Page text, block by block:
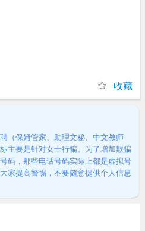
收藏
（保姆管家、助理文秘、中文教师
主要是针对女士行骗。为了增加欺骗
码，那些电话号码实际上都是虚拟号
家提高警惕，不要随意提供个人信息